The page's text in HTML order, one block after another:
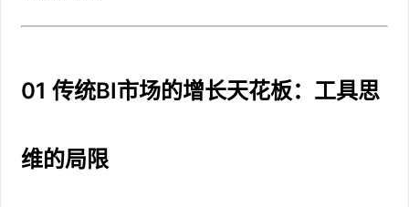
01 传统BI市场的增长天花板：工具思
维的局限